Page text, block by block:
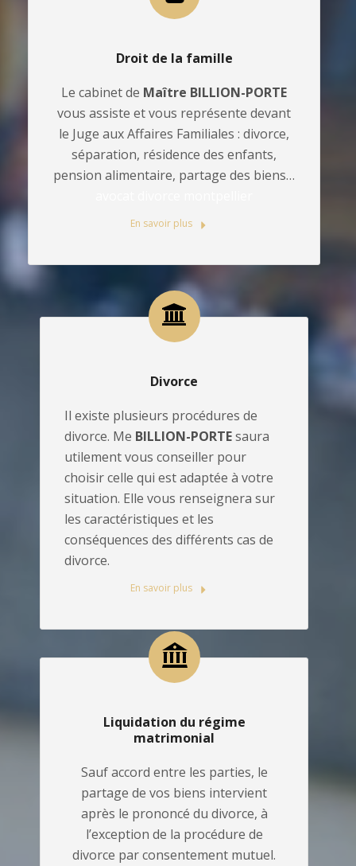
Droit de la famille
Le cabinet de Maître BILLION-PORTE
vous assiste et vous représente devant
le Juge aux Affaires Familiales : divorce,
séparation, résidence des enfants,
pension alimentaire, partage des biens…
En savoir plus
Divorce
Il existe plusieurs procédures de
divorce. Me BILLION-PORTEsaura
utilement vous conseiller pour
choisir celle qui est adaptée à votre
situation. Elle vous renseignera sur
les caractéristiques et les
conséquences des différents cas de
divorce.
En savoir plus
Liquidation du régime
matrimonial
Sauf accord entre les parties, le
partage de vos biens intervient
après le prononcé du divorce, à
l’exception de la procédure de
divorce par consentement mutuel.